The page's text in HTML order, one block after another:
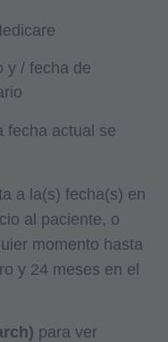
y / fecha de
fecha actual se
a la(s) fecha(s) en
al paciente, o
momento hasta
y 24 meses en el
para ver